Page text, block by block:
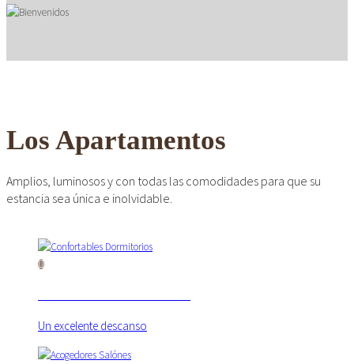
Previous Next
Los Apartamentos
Amplios, luminosos y con todas las comodidades para que su
estancia sea única e inolvidable.
Un excelente descanso